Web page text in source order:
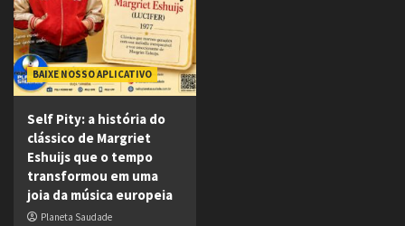
BAIXE NOSSO APLICATIVO
Self Pity: a história do
clássico de Margriet
Eshuijs que o tempo
transformou em uma
joia da música europeia
Planeta Saudade